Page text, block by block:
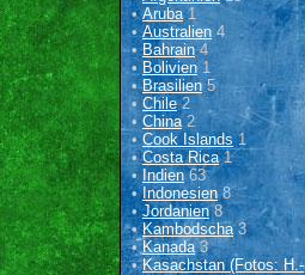
•Aruba1
•Australien 4
•Bahrain4
• Bolivien 1
•Brasilien 5
•Chile2
• China2
• Cook Islands 1
•Costa Rica1
• Indien63
•Indonesien 8
•Jordanien8
•Kambodscha3
•Kanada3
•Kasachstan (Fotos: H.-